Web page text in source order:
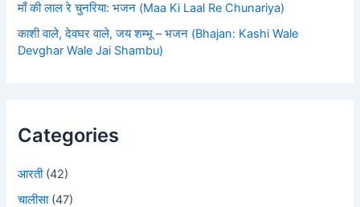
माँ की लाल रे चुनरिया: भजन (Maa Ki Laal Re Chunariya)
काशी वाले, देवघर वाले, जय शम्भू – भजन (Bhajan: Kashi Wale
Devghar Wale Jai Shambu)
Categories
आरती(42)
चालीसा(47)